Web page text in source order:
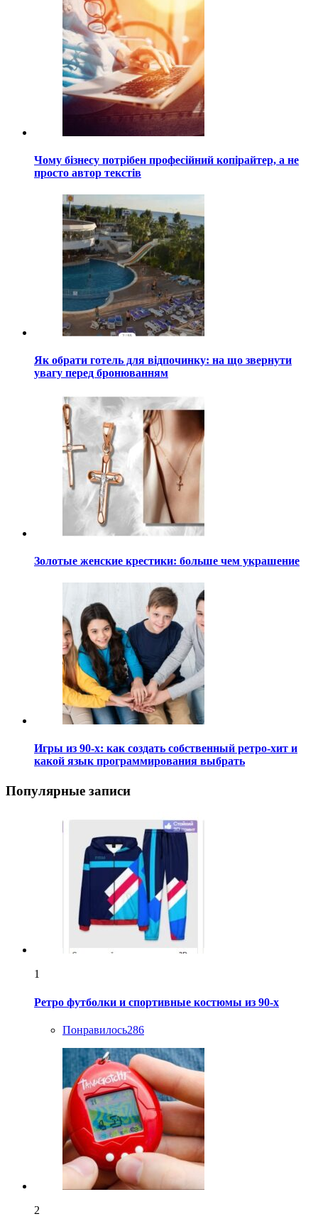
Чому бізнесу потрібен професійний копірайтер, а не
просто автор текстів
Як обрати готель для відпочинку: на що звернути
увагу перед бронюванням
Золотые женские крестики: больше чем украшение
Игры из 90-х: как создать собственный ретро-хит и
какой язык программирования выбрать
Популярные записи
1
Ретро футболки и спортивные костюмы из 90-х
Понравилось286
2